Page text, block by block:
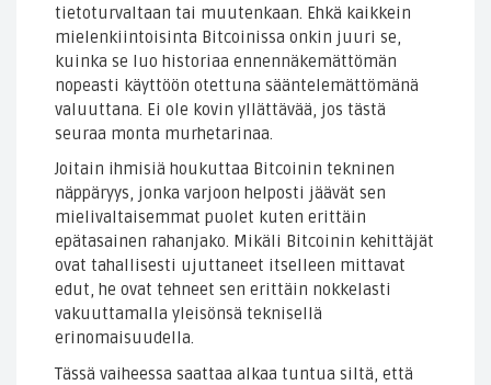
tietoturvaltaan tai muutenkaan. Ehkä kaikkein
mielenkiintoisinta Bitcoinissa onkin juuri se,
kuinka se luo historiaa ennennäkemättömän
nopeasti käyttöön otettuna sääntelemättömänä
valuuttana. Ei ole kovin yllättävää, jos tästä
seuraa monta murhetarinaa.
Joitain ihmisiä houkuttaa Bitcoinin tekninen
näppäryys, jonka varjoon helposti jäävät sen
mielivaltaisemmat puolet kuten erittäin
epätasainen rahanjako. Mikäli Bitcoinin kehittäjät
ovat tahallisesti ujuttaneet itselleen mittavat
edut, he ovat tehneet sen erittäin nokkelasti
vakuuttamalla yleisönsä teknisellä
erinomaisuudella.
Tässä vaiheessa saattaa alkaa tuntua siltä, että